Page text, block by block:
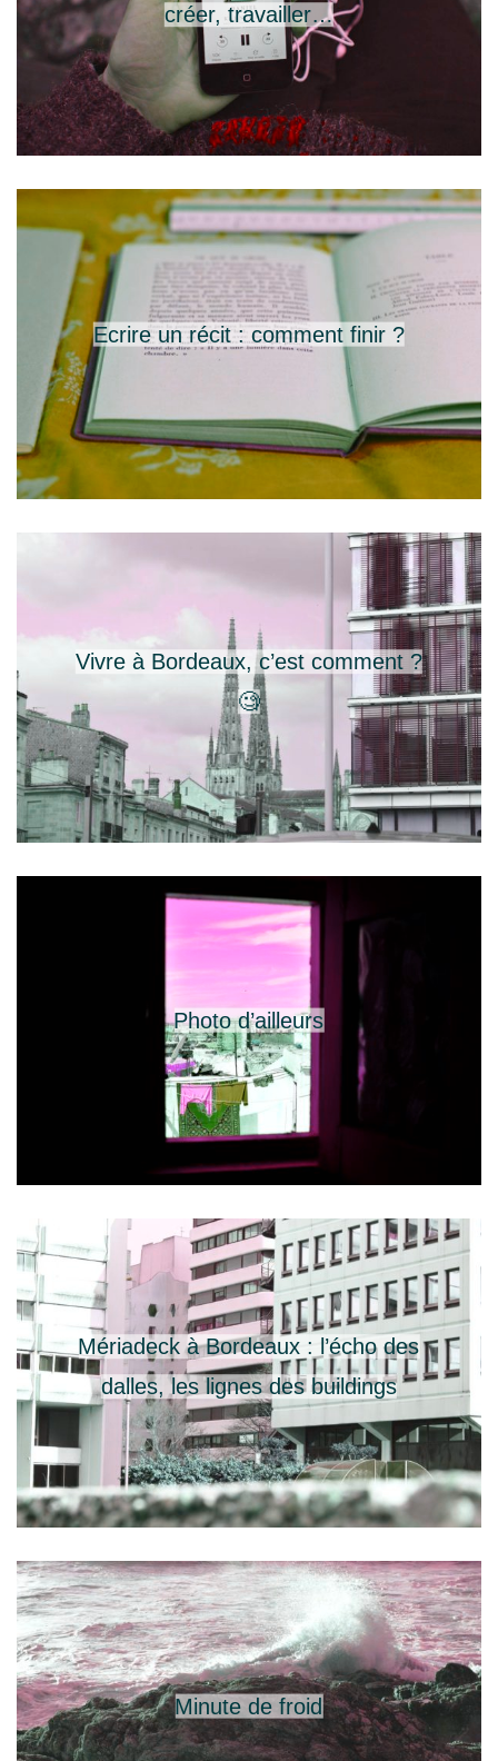
créer, travailler…
Ecrire un récit : comment finir ?
Vivre à Bordeaux, c’est comment ?
🧐
Photo d’ailleurs
Mériadeck à Bordeaux : l’écho des
dalles, les lignes des buildings
Minute de froid